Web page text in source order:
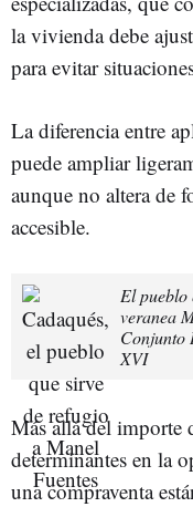
la vivienda debe
para evitar
La diferencia entre
puede ampliar
aunque no altera de
accesible.
El pueblo
veranea
Conjunto
XVI
Más allá del importe
determinantes en la
una compraventa